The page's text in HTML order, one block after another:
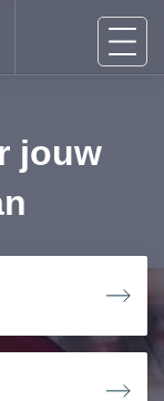
jouw